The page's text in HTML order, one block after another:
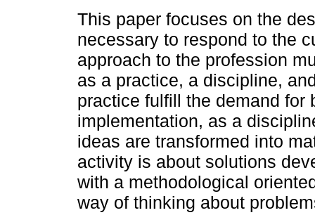
This paper focuses on the
necessary to respond to the
approach to the profession
as a practice, a discipline,
practice fulfill the demand for
implementation, as a
ideas are transformed into
activity is about solutions
with a methodological
way of thinking about